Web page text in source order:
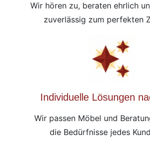
Wir hören zu, beraten ehrlich
zuverlässig zum perfekten
Individuelle Lösungen
Wir passen Möbel und
die Bedürfnisse jedes